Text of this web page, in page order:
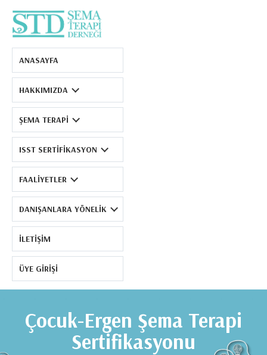
Şema Terapi Derneği
ANASAYFA
HAKKIMIZDA
ŞEMA TERAPI
ISST SERTIFIKASYON
FAALIYETLER
DANIŞANLARA YÖNELIK
İLETIŞIM
ÜYE GIRIŞI
Çocuk-Ergen Şema Terapi
Sertifikasyonu